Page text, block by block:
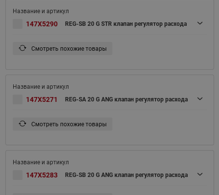
147X5290 REG-SB 20 G STR клапан регулятор расхода
Смотреть похожие товары
147X5271 REG-SA 20 G ANG клапан регулятор расхода
Смотреть похожие товары
147X5283 REG-SB 20 G ANG клапан регулятор расхода